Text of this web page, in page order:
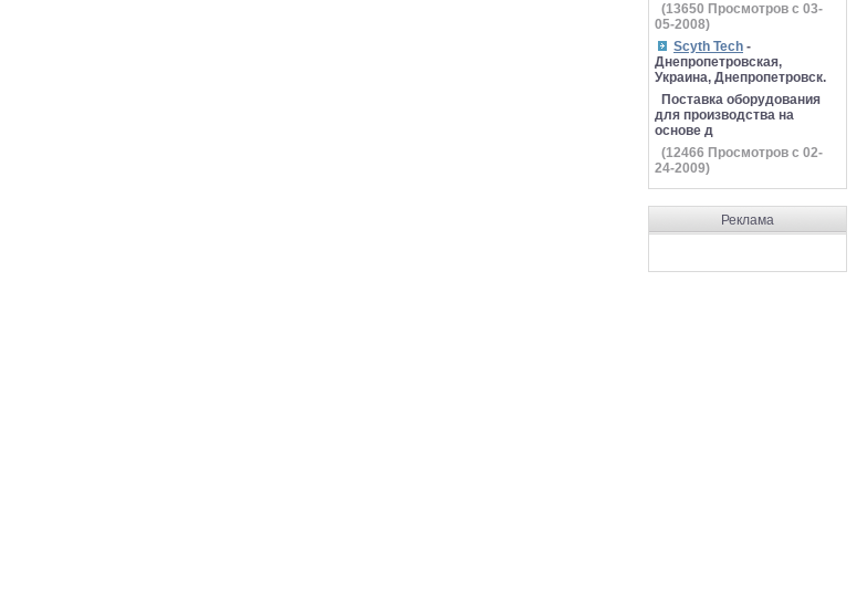
(13650 Просмотров с 03-
05-2008)
Scyth Tech -
Днепропетровская,
Украина, Днепропетровск.
Поставка оборудования
для производства на
основе д
(12466 Просмотров с 02-
24-2009)
Реклама